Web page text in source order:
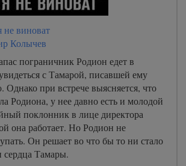
виноват
Колычев
пограничник Родион едет в
с Тамарой, писавшей ему
при встрече выясняется, что
Родиона, у нее давно есть и молодой
поклонник в лице директора
она работает. Но Родион не
Он решает во что бы то ни стало
сердца Тамары.